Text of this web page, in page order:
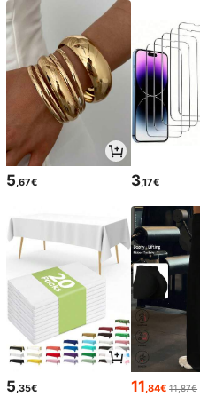
5,67€ 3,17€
5,35€ 11,84€ 11,87€